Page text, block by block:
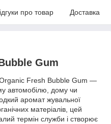
про товар Доставка
Gum
Organic Fresh Bubble Gum —
автомобілю, дому чи
аромат жувальної
матеріалів, цей
термін служби і створює